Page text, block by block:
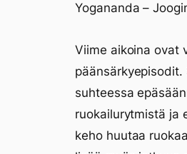
Yogananda –
Viime aikoina ovat
suhteessa
ruokailurytmistä ja
keho huutaa